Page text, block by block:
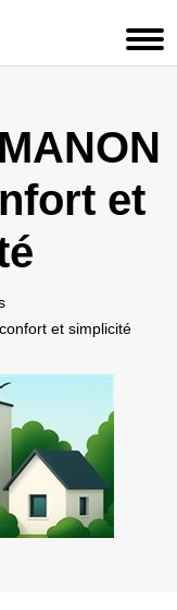
et
et simplicité